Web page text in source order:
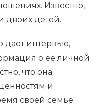
Известно,
двоих детей.
дает интервью,
о ее личной
что она
и
своей семье.